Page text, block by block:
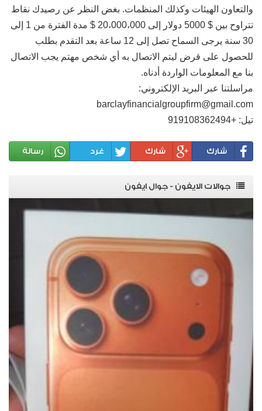
والتعاون الهيئات وكذلك المنظمات. بغض النظر عن رصيدك نقاط
تتراوح بين $ 5000 دولار إلى 20،000،000 $ مدة الفترة من 1 إلى
30 سنة يرجى السماح تصل إلى 12 ساعة بعد التقدم بطلب
للحصول على قرض ليتم الاتصال به أي شخص مهتم يجب الاتصال
بنا مع المعلومات الواردة أدناه.
مراسلتنا عبر البريد الإلكتروني:
barclayfinancialgroupfirm@gmail.com
تيل: +919108362494
شارك شارك غرد رسالة
جوالات الايفون - جوال ايفون